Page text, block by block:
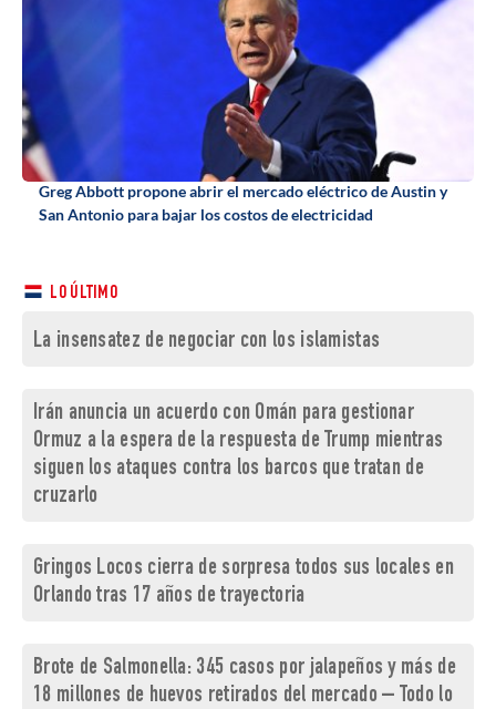
Greg Abbott propone abrir el mercado eléctrico de Austin y
San Antonio para bajar los costos de electricidad
LO ÚLTIMO
La insensatez de negociar con los islamistas
Irán anuncia un acuerdo con Omán para gestionar
Ormuz a la espera de la respuesta de Trump mientras
siguen los ataques contra los barcos que tratan de
cruzarlo
Gringos Locos cierra de sorpresa todos sus locales en
Orlando tras 17 años de trayectoria
Brote de Salmonella: 345 casos por jalapeños y más de
18 millones de huevos retirados del mercado – Todo lo